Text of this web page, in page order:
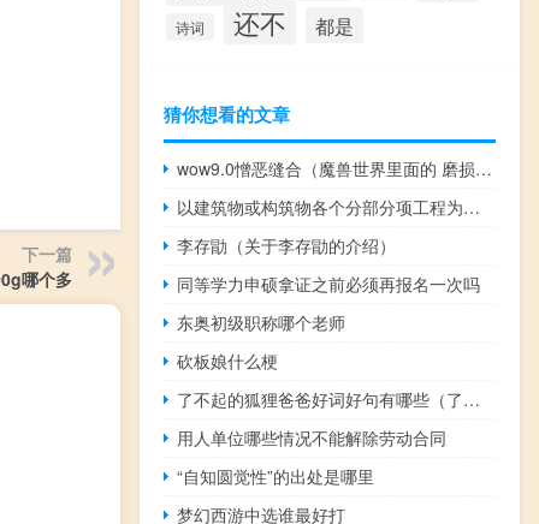
下一篇
哪个多
诗词 还不 都是
猜你想看的文章
wow9.0憎恶缝合（魔兽世界里面的 磨损的憎恶缝合线 做什么用的）
以建筑物或构筑物各个分部分项工程为对象编制的定额是()。
李存勖（关于李存勖的介绍）
同等学力申硕拿证之前必须再报名一次吗
东奥初级职称哪个老师
砍板娘什么梗
了不起的狐狸爸爸好词好句有哪些（了不起的狐狸爸爸好词好句）
用人单位哪些情况不能解除劳动合同
“自知圆觉性”的出处是哪里
梦幻西游中选谁最好打